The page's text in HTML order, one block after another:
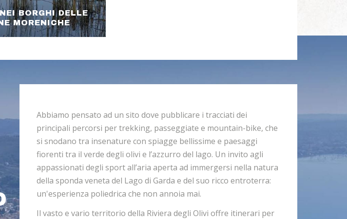
BORGHI DELLE
MORENICHE
Abbiamo pensato ad un sito dove pubblicare i tracciati dei
principali percorsi per trekking, passeggiate e mountain-bike, che
si snodano tra insenature con spiagge bellissime e paesaggi
fiorenti tra il verde degli olivi e l’azzurro del lago. Un invito agli
appassionati degli sport all’aria aperta ad immergersi nella natura
della sponda veneta del Lago di Garda e del suo ricco entroterra:
un'esperienza poliedrica che non annoia mai.
Il vasto e vario territorio della Riviera degli Olivi offre itinerari per